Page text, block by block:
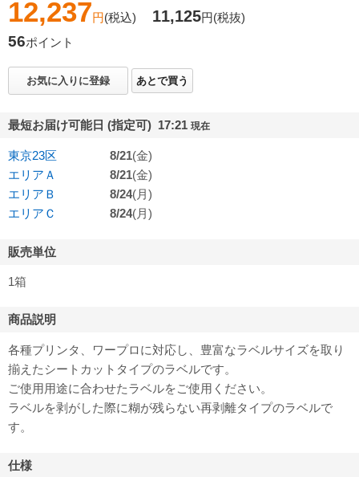
12,237円(税込) 11,125円(税抜)
56ポイント
お気に入りに登録 あとで買う
最短お届け可能日 (指定可) 17:21 現在
東京23区 8/21(金)
エリアＡ
8/21(金)
エリアＢ
8/24(月)
エリアＣ
8/24(月)
販売単位
1箱
商品説明
各種プリンタ、ワープロに対応し、豊富なラベルサイズを取り
揃えたシートカットタイプのラベルです。
ご使用用途に合わせたラベルをご使用ください。
ラベルを剥がした際に糊が残らない再剥離タイプのラベルで
す。
仕様